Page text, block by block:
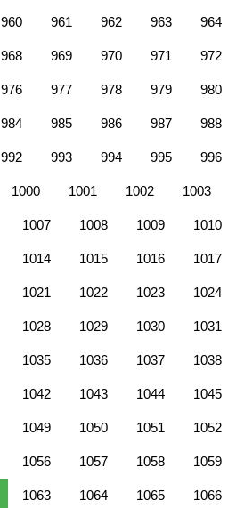
960 961 962 963 964
968 969 970 971 972
976 977 978 979 980
984 985 986 987 988
992 993 994 995 996
1000 1001 1002 1003
1007 1008 1009 1010
1014 1015 1016 1017
1021 1022 1023 1024
1028 1029 1030 1031
1035 1036 1037 1038
1042 1043 1044 1045
1049 1050 1051 1052
1056 1057 1058 1059
1063 1064 1065 1066